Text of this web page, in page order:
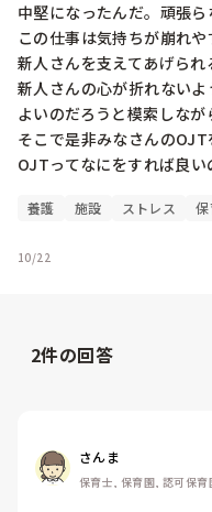
中堅になったんだ。頑張ら
この仕事は気持ちが崩れや
新人さんを支えてあげら
新人さんの心が折れない
よいのだろうと模索しなが
そこで是非みなさんの
OJTってなにをすれば良
養護 施設 ストレス 保
10/22
2件の回答
さんま
保育士, 保育園, 認可保